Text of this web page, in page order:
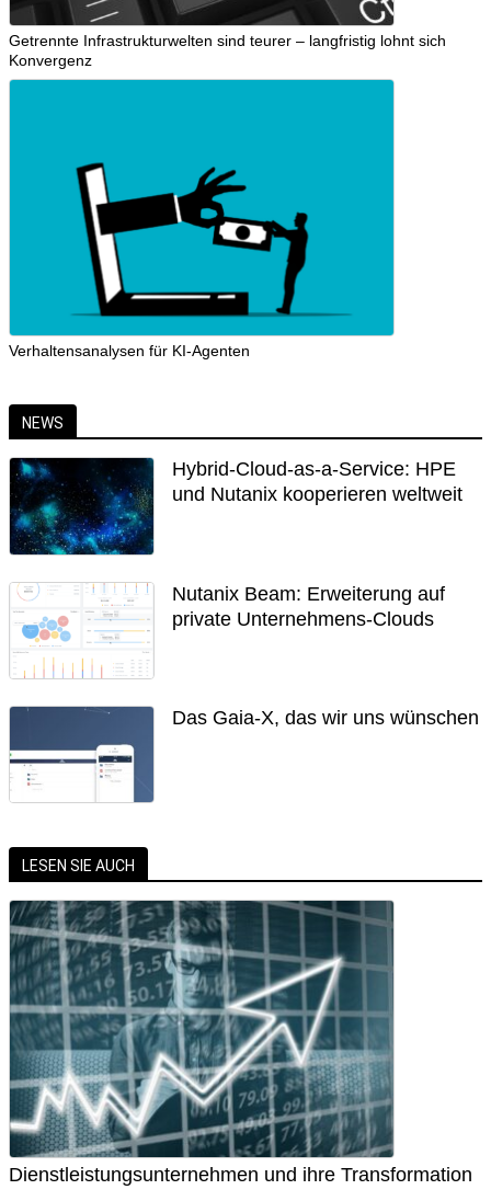
Getrennte Infrastrukturwelten sind teurer – langfristig lohnt sich
Konvergenz
Verhaltensanalysen für KI-Agenten
NEWS
Hybrid-Cloud-as-a-Service: HPE
und Nutanix kooperieren weltweit
Nutanix Beam: Erweiterung auf
private Unternehmens-Clouds
Das Gaia-X, das wir uns wünschen
LESEN SIE AUCH
Dienstleistungsunternehmen und ihre Transformation